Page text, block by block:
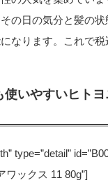
の日の気分と髪の
なります。これで
使いやすいヒト
type=”detail”
ワックス 11 80g”]